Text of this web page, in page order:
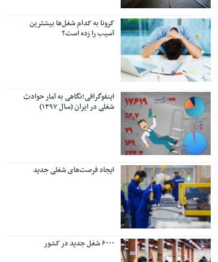
کرونا به کدام شغل‌ها بیشترین
آسیب را زده است؟
اینفوگرافی؛نگاهی به آمار حوادث
شغلی در ایران (سال ۱۳۹۷)
ایجاد فرصت‌های شغلی جدید
۶۰۰۰ شغل جدید در کشور